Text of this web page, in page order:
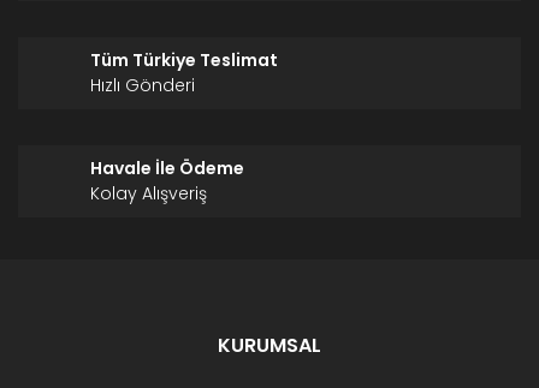
Tüm Türkiye Teslimat
Hızlı Gönderi
Havale İle Ödeme
Kolay Alışveriş
KURUMSAL